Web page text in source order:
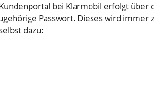
bei Klarmobil erfolgt über
Passwort. Dieses wird immer
dazu: